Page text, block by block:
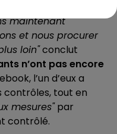
maintenant
et nous procurer
loin"conclut
n’ont pas encore
l’un d’eux a
contrôles, tout en
mesures"par
contrôlé.